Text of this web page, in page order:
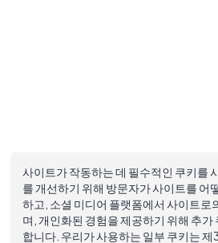
사이트가 작동하는 데 필수적인 쿠키를
를 개선하기 위해 방문자가 사이트를 어
하고, 소셜 미디어 플랫폼에서 사이트로
며, 개인화된 경험을 제공하기 위해 추
합니다. 우리가 사용하는 일부 쿠키는 제